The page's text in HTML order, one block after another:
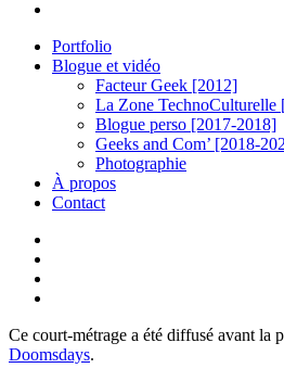
Portfolio
Blogue et vidéo
Facteur Geek [2012]
La Zone TechnoCulturelle
Blogue perso [2017-2018]
Geeks and Com’ [2018-
Photographie
À propos
Contact
Ce court-métrage a été diffusé avant la
Doomsdays.